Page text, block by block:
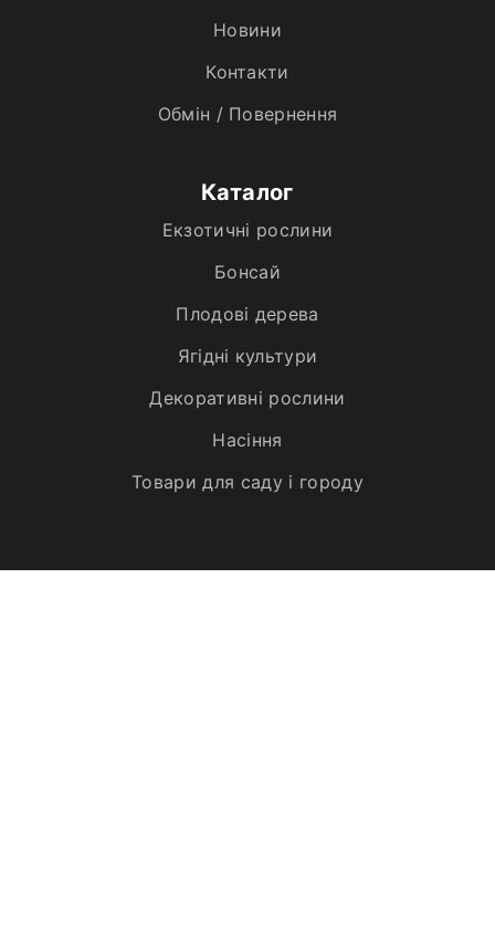
Новини
Контакти
Обмін / Повернення
Каталог
Екзотичні рослини
Бонсай
Плодові дерева
Ягідні культури
Декоративні рослини
Насіння
Товари для саду і городу